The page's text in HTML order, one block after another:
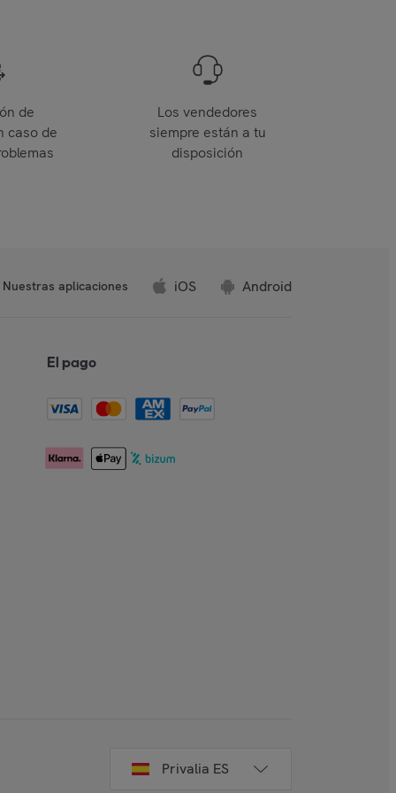
de
caso de
Los vendedores
siempre están a tu
disposición
Nuestras aplicaciones iOS Android
El pago
Privalia ES